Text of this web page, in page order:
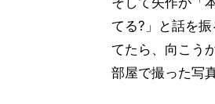
てる?」と話を
てたら、向こう
部屋で撮った写